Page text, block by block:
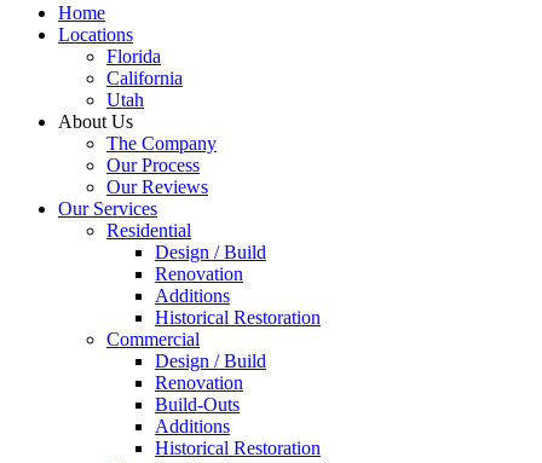
Home
Locations
Florida
California
Utah
About Us
The Company
Our Process
Our Reviews
Our Services
Residential
Design / Build
Renovation
Additions
Historical Restoration
Commercial
Design / Build
Renovation
Build-Outs
Additions
Historical Restoration